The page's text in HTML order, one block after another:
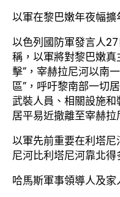
以軍在黎巴嫩年夜幅擴
以色列國防軍發言人
稱，以軍將對黎巴嫩真
擊”，宰赫拉尼河以南
區”，呼吁黎南部一切
武裝人員、相關設施
居平易近撤離至宰赫拉
以軍先前重要在利塔
尼河比利塔尼河靠北得
哈馬斯軍事領導人及